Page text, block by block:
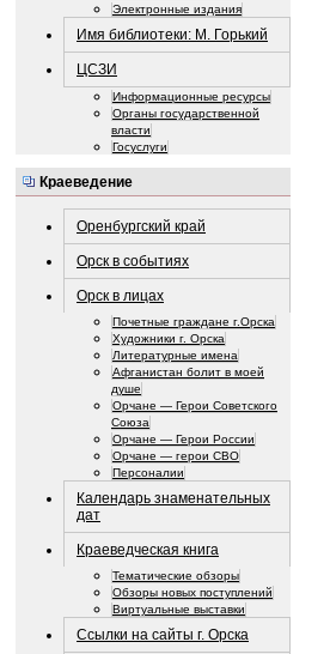
Электронные издания
Имя библиотеки: М. Горький
ЦСЗИ
Информационные ресурсы
Органы государственной
власти
Госуслуги
Краеведение
Оренбургский край
Орск в событиях
Орск в лицах
Почетные граждане г.Орска
Художники г. Орска
Литературные имена
Афганистан болит в моей
душе
Орчане — Герои Советского
Союза
Орчане — Герои России
Орчане — герои СВО
Персоналии
Календарь знаменательных
дат
Краеведческая книга
Тематические обзоры
Обзоры новых поступлений
Виртуальные выставки
Ссылки на сайты г. Орска